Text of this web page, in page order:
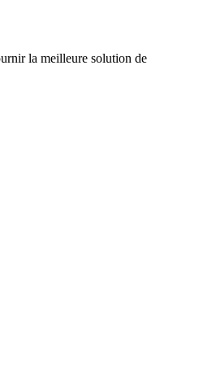
la meilleure solution de